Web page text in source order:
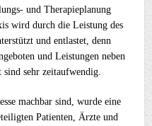
und Therapieplanung
wird durch die Leistung des
und entlastet, denn
und Leistungen neben
sehr zeitaufwendig.
machbar sind, wurde eine
Patienten, Ärzte und